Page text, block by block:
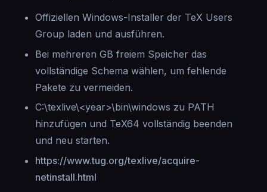
Offiziellen Windows-Installer der TeX Users
Group laden und ausführen.
Bei mehreren GB freiem Speicher das
vollständige Schema wählen, um fehlende
Pakete zu vermeiden.
C:\texlive\<year>\bin\windows zu PATH
hinzufügen und TeX64 vollständig beenden
und neu starten.
https://www.tug.org/texlive/acquire-
netinstall.html